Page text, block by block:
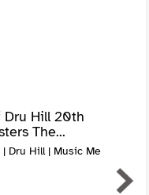
Dru Hill 20th
The...
Dru Hill | Music Me